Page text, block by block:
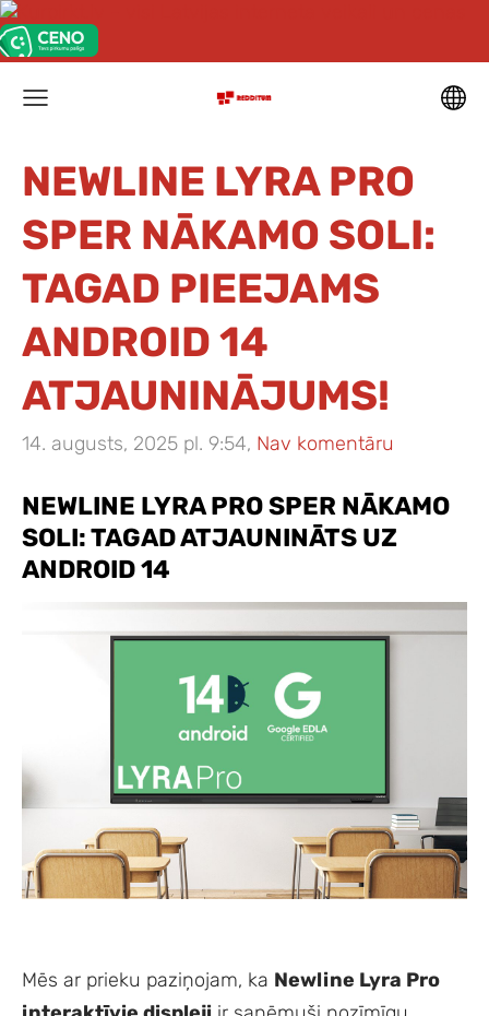
NEWLINE LYRA PRO
SPER NĀKAMO SOLI:
TAGAD PIEEJAMS
ANDROID 14
ATJAUNINĀJUMS!
14. augusts, 2025 pl. 9:54, Nav komentāru
NEWLINE LYRA PRO SPER NĀKAMO
SOLI: TAGAD ATJAUNINĀTS UZ
ANDROID 14
Mēs ar prieku paziņojam, ka Newline Lyra Pro